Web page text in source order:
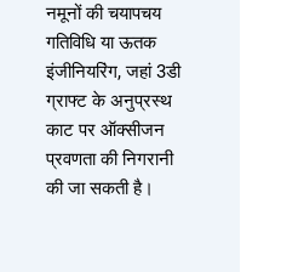
नमूनों की चयापचय
गतिविधि या ऊतक
इंजीनियरिंग, जहां 3डी
ग्राफ्ट के अनुप्रस्थ
काट पर ऑक्सीजन
प्रवणता की निगरानी
की जा सकती है।